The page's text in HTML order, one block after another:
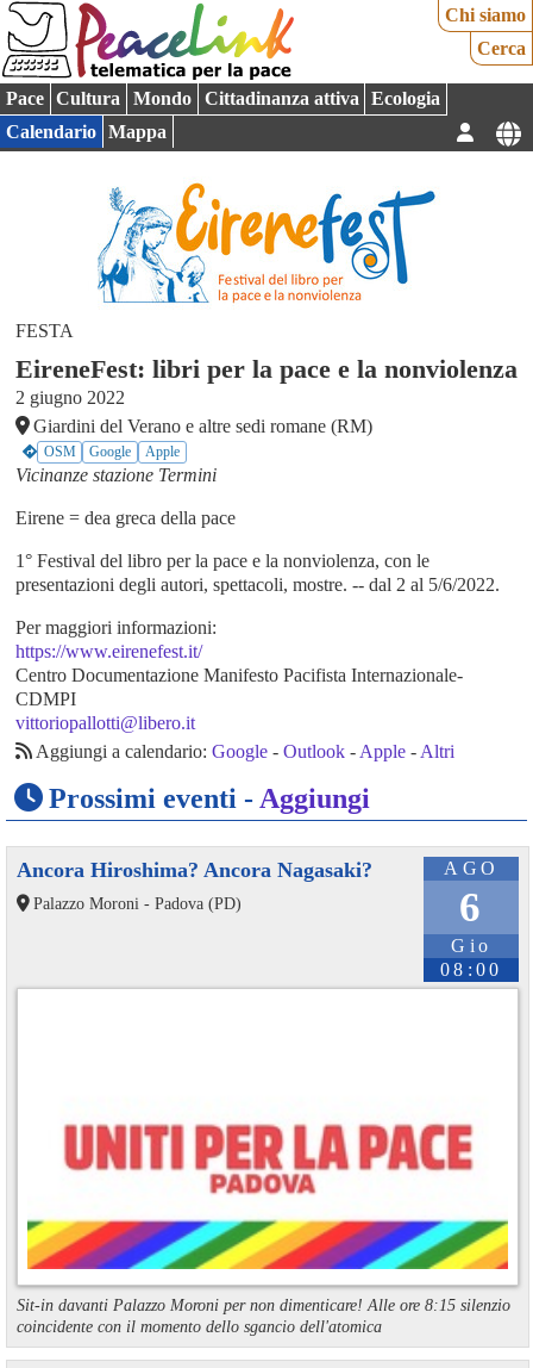
Chi siamo
Cerca
Pace Cultura Mondo Cittadinanza attiva
Ecologia
Calendario
Mappa
FESTA
EireneFest: libri per la pace e la nonviolenza
2 giugno 2022
Giardini del Verano e altre sedi romane (RM)
OSM Google Apple
Vicinanze stazione Termini
Eirene = dea greca della pace
1° Festival del libro per la pace e la nonviolenza, con le
presentazioni degli autori, spettacoli, mostre. -- dal 2 al 5/6/2022.
Per maggiori informazioni:
https://www.eirenefest.it/
Centro Documentazione Manifesto Pacifista Internazionale-
CDMPI
vittoriopallotti@libero.it
Aggiungi a calendario: Google- Outlook- Apple- Altri
Prossimi eventi - Aggiungi
AGO
6
Gio
08:00
Ancora Hiroshima? Ancora Nagasaki?
Palazzo Moroni - Padova (PD)
Sit-in davanti Palazzo Moroni per non dimenticare! Alle ore 8:15 silenzio
coincidente con il momento dello sgancio dell'atomica